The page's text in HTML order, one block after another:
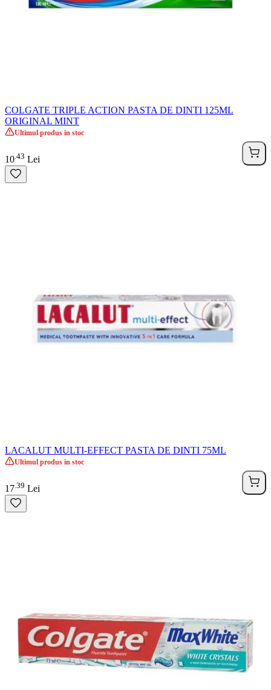
COLGATE TRIPLE ACTION PASTA DE DINTI 125ML
ORIGINAL MINT
Ultimul produs in stoc
10 43 Lei
LACALUT MULTI-EFFECT PASTA DE DINTI 75ML
Ultimul produs in stoc
17 39 Lei